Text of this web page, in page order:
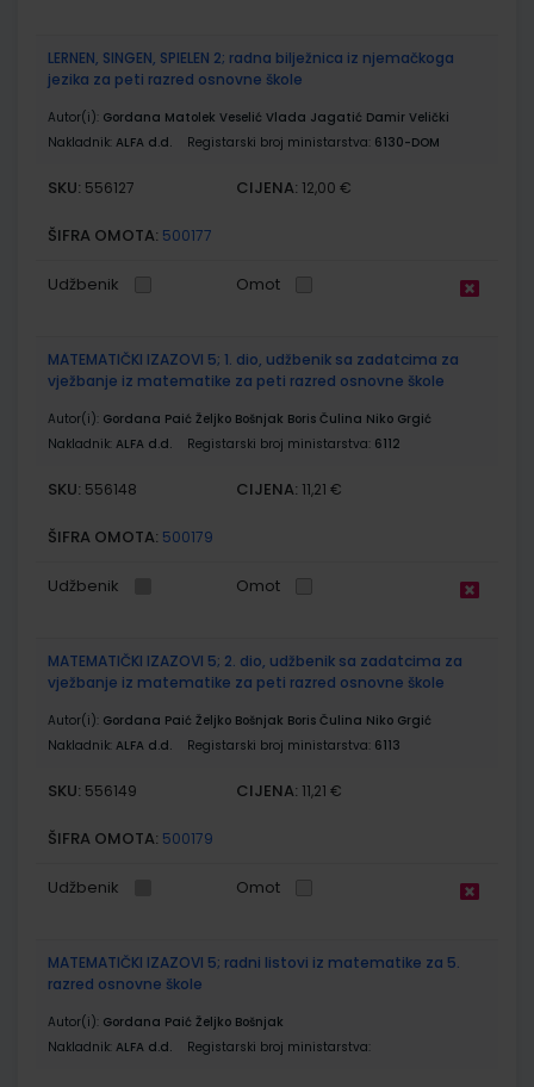
LERNEN, SINGEN, SPIELEN 2; radna bilježnica iz njemačkoga
jezika za peti razred osnovne škole
Autor(i): Gordana Matolek Veselić Vlada Jagatić Damir Velički
Nakladnik: ALFA d.d. Registarski broj ministarstva: 6130-DOM
SKU: 556127 CIJENA: 12,00 €
ŠIFRA OMOTA: 500177
Udžbenik Omot
MATEMATIČKI IZAZOVI 5; 1. dio, udžbenik sa zadatcima za
vježbanje iz matematike za peti razred osnovne škole
Autor(i): Gordana Paić Željko Bošnjak Boris Čulina Niko Grgić
Nakladnik: ALFA d.d. Registarski broj ministarstva: 6112
SKU: 556148 CIJENA: 11,21 €
ŠIFRA OMOTA: 500179
Udžbenik Omot
MATEMATIČKI IZAZOVI 5; 2. dio, udžbenik sa zadatcima za
vježbanje iz matematike za peti razred osnovne škole
Autor(i): Gordana Paić Željko Bošnjak Boris Čulina Niko Grgić
Nakladnik: ALFA d.d. Registarski broj ministarstva: 6113
SKU: 556149 CIJENA: 11,21 €
ŠIFRA OMOTA: 500179
Udžbenik Omot
MATEMATIČKI IZAZOVI 5; radni listovi iz matematike za 5.
razred osnovne škole
Autor(i): Gordana Paić Željko Bošnjak
Nakladnik: ALFA d.d. Registarski broj ministarstva: